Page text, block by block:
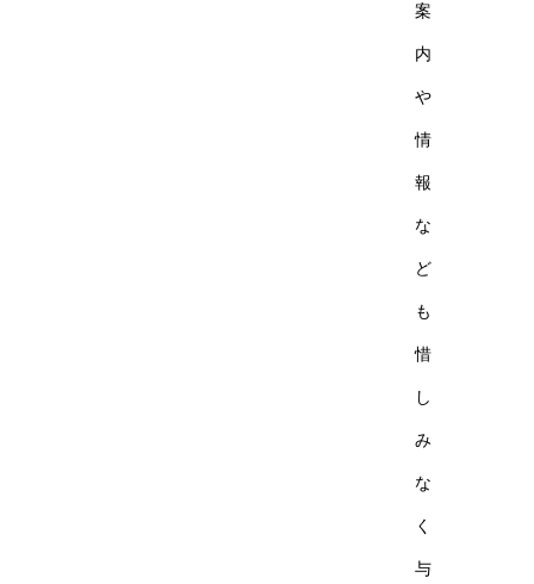
案
内
や
情
報
な
ど
も
惜
し
み
な
く
与